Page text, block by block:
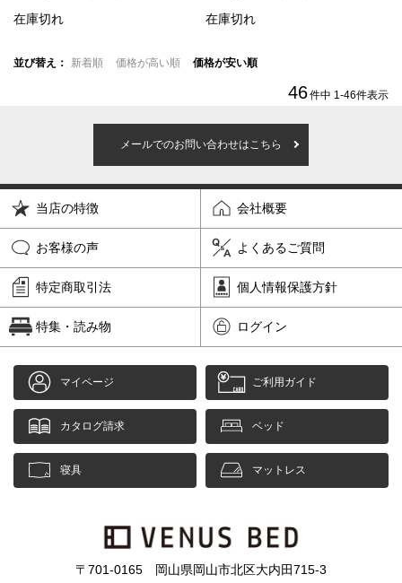
在庫切れ 在庫切れ
並び替え 新着順 価格が高い順 価格が安い順
46件中 1 -46件表示
メールでのお問い合わせはこちら
当店の特徴 会社概要
お客様の声 よくあるご質問
特定商取引法 個人情報保護方針
特集・読み物 ログイン
マイページ ご利用ガイド
カタログ請求 ベッド
寝具 マットレス
〒701-0165 岡山県岡山市北区大内田715-3